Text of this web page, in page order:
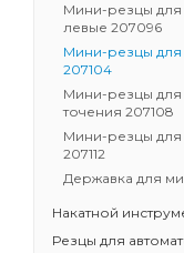
Мини-резцы для
левые 207096
Мини-резцы для
207104
Мини-резцы для
точения 207108
Мини-резцы для
207112
Державка для
Накатной
Резцы для